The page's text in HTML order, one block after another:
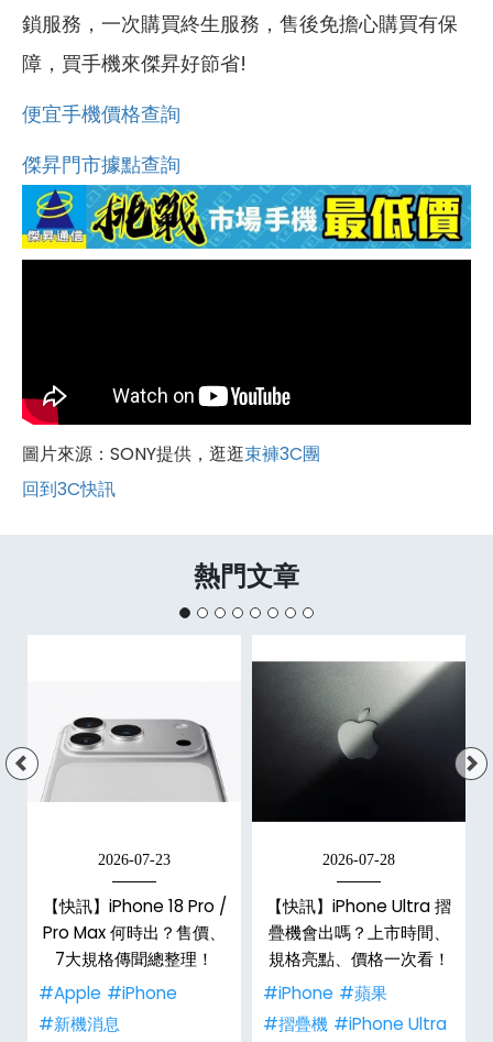
鎖服務，一次購買終生服務，售後免擔心購買有保
障，買手機來傑昇好節省!
便宜手機價格查詢
傑昇門市據點查詢
圖片來源：SONY提供，逛逛束褲3C團
回到3C快訊
熱門文章
2026-07-23
【快訊】iPhone 18 Pro /
Pro Max 何時出？售價、
7大規格傳聞總整理！
#Apple #iPhone
#新機消息
2026-07-28
【快訊】iPhone Ultra 摺
疊機會出嗎？上市時間、
規格亮點、價格一次看！
#iPhone #蘋果
#摺疊機 #iPhone Ultra